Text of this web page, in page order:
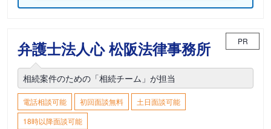
弁護士法人心 松阪法律事務所 PR
相続案件のための「相続チーム」が担当
電話相談可能 初回面談無料
土日面談可能
18時以降面談可能